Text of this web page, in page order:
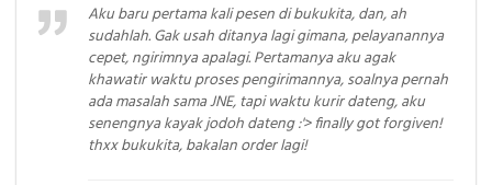
Aku baru pertama kali pesen di bukukita, dan, ah
sudahlah. Gak usah ditanya lagi gimana, pelayanannya
cepet, ngirimnya apalagi. Pertamanya aku agak
khawatir waktu proses pengirimannya, soalnya pernah
ada masalah sama JNE, tapi waktu kurir dateng, aku
senengnya kayak jodoh dateng :'> finally got forgiven!
thxx bukukita, bakalan order lagi!